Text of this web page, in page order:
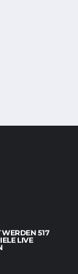
517
LIVE Ü